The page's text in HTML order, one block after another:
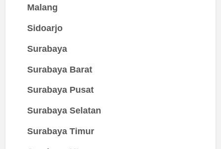
Malang
Sidoarjo
Surabaya
Surabaya Barat
Surabaya Pusat
Surabaya Selatan
Surabaya Timur